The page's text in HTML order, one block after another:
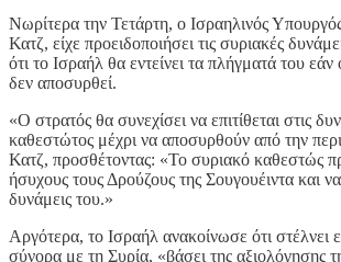
Νωρίτερα την Τετάρτη, ο Ισραηλινός
Κατζ, είχε προειδοποιήσει τις συριακές
ότι το Ισραήλ θα εντείνει τα πλήγματά του
δεν αποσυρθεί.
«Ο στρατός θα συνεχίσει να επιτίθεται στις
καθεστώτος μέχρι να αποσυρθούν από την
Κατζ, προσθέτοντας: «Το συριακό καθεστώς
ήσυχους τους Δρούζους της Σουγουέιντα και
δυνάμεις του.»
Αργότερα, το Ισραήλ ανακοίνωσε ότι στέλνει
σύνορα με τη Συρία, «βάσει της αξιολόγησης